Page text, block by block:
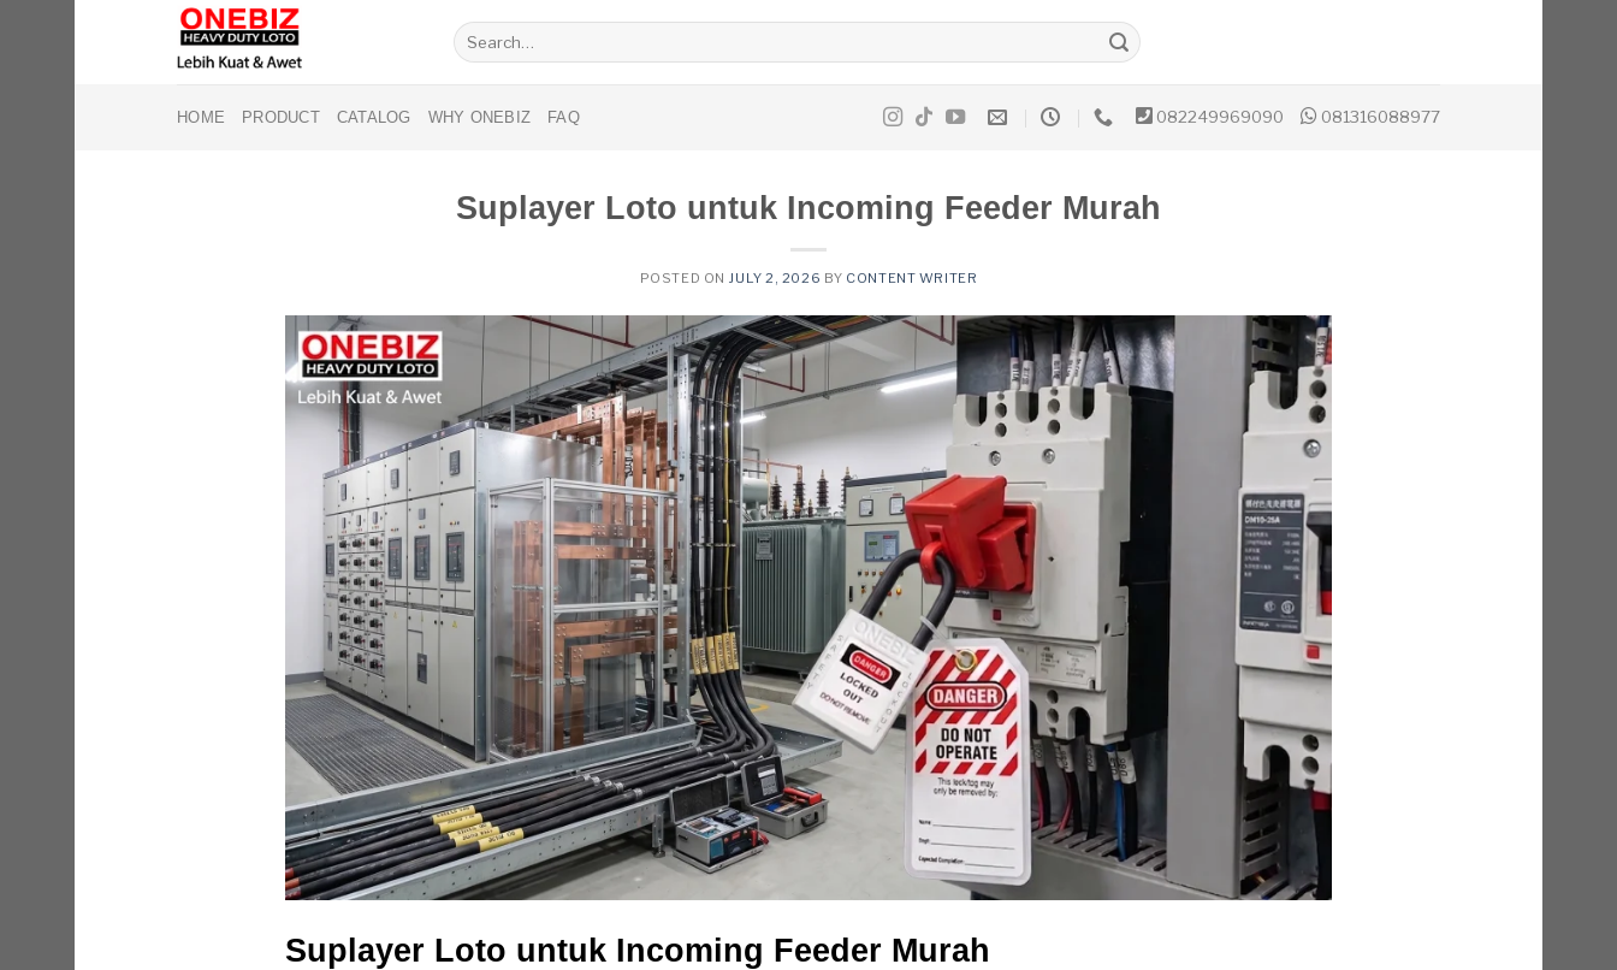
Search
for:
HOME PRODUCT CATALOG WHY ONEBIZ FAQ 082249969090 081316088977
Suplayer Loto untuk Incoming Feeder Murah
POSTED ON JULY 2, 2026 BY CONTENT WRITER
Suplayer Loto untuk Incoming Feeder Murah